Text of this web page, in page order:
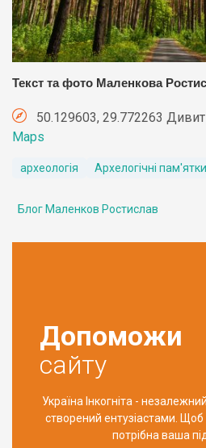
Текст та фото Маленкова
50.129603, 29.772263
Maps
археологія Архелогічні пам'ятки
Блог Маленков Ростислав
Допоможи
сайту
Україна Інкогніта -
створений ентузіастами.
потрібна ваша